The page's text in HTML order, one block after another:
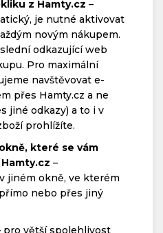
z Hamty.cz –
je nutné aktivovat
novým nákupem.
odkazující web
Pro maximální
navštěvovat e-
přes Hamty.cz a ne
jiné odkazy) a to i v
prohlížíte.
které se vám
–
jiném okně, ve kterém
nebo přes jiný
pro větší spolehlivost